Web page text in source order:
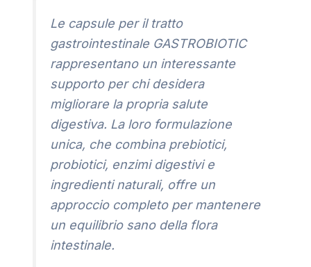
Le capsule per il tratto
gastrointestinale GASTROBIOTIC
rappresentano un interessante
supporto per chi desidera
migliorare la propria salute
digestiva. La loro formulazione
unica, che combina prebiotici,
probiotici, enzimi digestivi e
ingredienti naturali, offre un
approccio completo per mantenere
un equilibrio sano della flora
intestinale.